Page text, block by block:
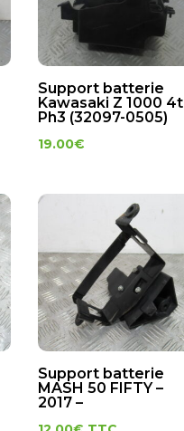
Support batterie
Kawasaki Z 1000 4t
Ph3 (32097-0505)
19.00€
Support batterie
MASH 50 FIFTY –
2017 –